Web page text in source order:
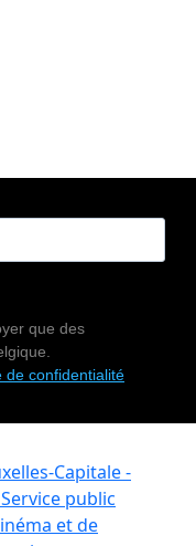
que des
de confidentialité
Capitale -
Service public
et de